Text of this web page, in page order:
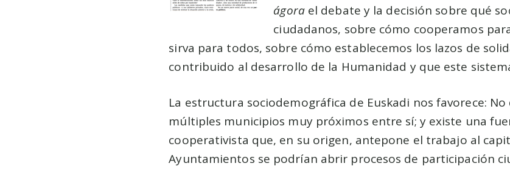
ágorael debate y la decisión sobre qué
ciudadanos, sobre cómo cooperamos
sirva para todos, sobre cómo establecemos los lazos de
contribuido al desarrollo de la Humanidad y que este
La estructura sociodemográfica de Euskadi nos favorece:
múltiples municipios muy próximos entre sí; y existe una
cooperativista que, en su origen, antepone el trabajo al
Ayuntamientos se podrían abrir procesos de participación